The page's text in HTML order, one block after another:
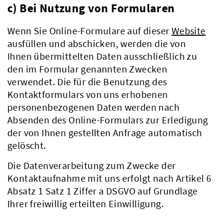
Kreis & Politik
c) Bei Nutzung von Formularen
Wenn Sie Online-Formulare auf dieser Website
ausfüllen und abschicken, werden die von
Ihnen übermittelten Daten ausschließlich zu
den im Formular genannten Zwecken
verwendet. Die für die Benutzung des
Kontaktformulars von uns erhobenen
personenbezogenen Daten werden nach
Absenden des Online-Formulars zur Erledigung
der von Ihnen gestellten Anfrage automatisch
gelöscht.
Die Datenverarbeitung zum Zwecke der
Kontaktaufnahme mit uns erfolgt nach Artikel 6
Absatz 1 Satz 1 Ziffer a DSGVO auf Grundlage
Ihrer freiwillig erteilten Einwilligung.